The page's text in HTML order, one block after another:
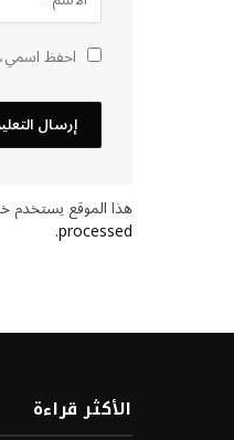
احفظ اسمي،
هذا الموقع يستخدم
processed
.
الأكثر قراءة